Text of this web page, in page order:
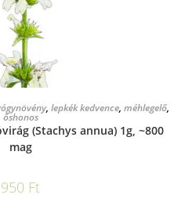
TESZEM
, lepkék kedvence, méhlegelő,
őshonos
(Stachys annua) 1g, ~800
mag
950 Ft